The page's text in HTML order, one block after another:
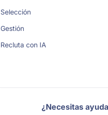
Selección
Gestión
Recluta con IA
¿Necesitas